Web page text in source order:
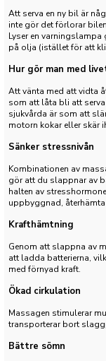
Att serva en ny bil är
inte gör det förlorar
Lyser en
på olja (istället för att
Hur gör man med
Att vänta med att vidta
som att låta bli att
sjukvårda är som att
motorn kokar eller skär
Sänker stressnivån
Kombinationen av
gör att du slappnar av
halten av
uppbyggnad,
Krafthämtning
Genom att slappna av
att ladda batterierna,
med förnyad kraft.
Ökad cirkulation
Massagen stimulerar
transporterar bort
Bättre sömn